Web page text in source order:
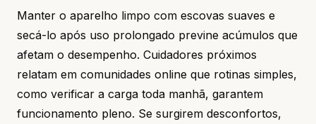
Manter o aparelho limpo com escovas suaves e
secá-lo após uso prolongado previne acúmulos que
afetam o desempenho. Cuidadores próximos
relatam em comunidades online que rotinas simples,
como verificar a carga toda manhã, garantem
funcionamento pleno. Se surgirem desconfortos,